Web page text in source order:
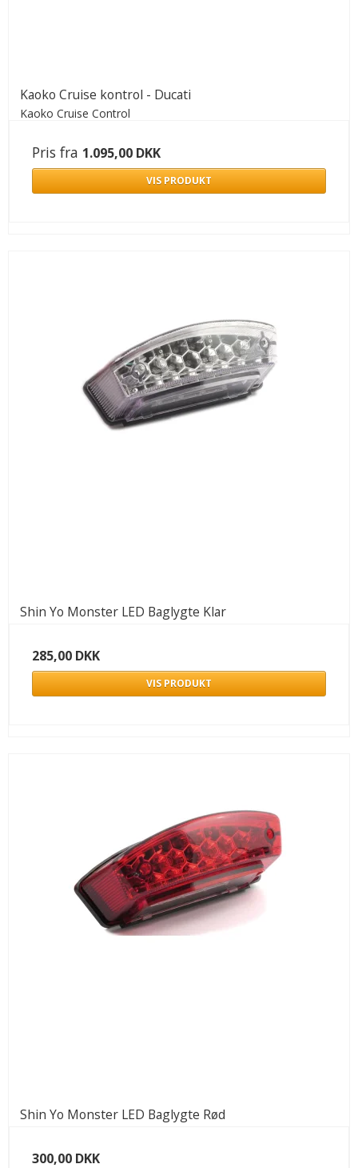
Kaoko Cruise kontrol - Ducati
Kaoko Cruise Control
Pris fra 1.095,00 DKK
VIS PRODUKT
Shin Yo Monster LED Baglygte Klar
285,00 DKK
VIS PRODUKT
Shin Yo Monster LED Baglygte Rød
300,00 DKK